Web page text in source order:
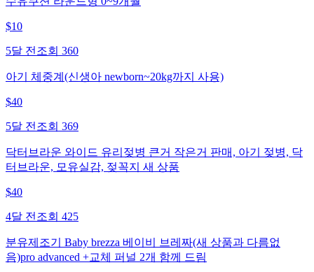
$10
5달 전 조회 360
아기 체중계(신생아 newborn~20kg까지 사용)
$40
5달 전 조회 369
닥터브라운 와이드 유리젖병 큰거 작은거 판매, 아기 젖병, 닥
터브라운, 모유실감, 젖꼭지 새 상품
$40
4달 전 조회 425
분유제조기 Baby brezza 베이비 브레짜(새 상품과 다름없
음)pro advanced +교체 퍼널 2개 함께 드림